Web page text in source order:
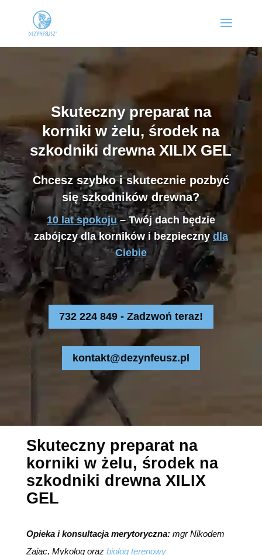
Skuteczny preparat na
korniki w żelu, środek na
szkodniki drewna XILIX GEL
Chcesz szybko i skutecznie pozbyć
się szkodników drewna?
10 lat spokoju– Twój dach będzie
zabójczy dla korników i bezpiecznydla
Ciebie
732 224 849 - Zadzwoń teraz!
kontakt@dezynfeusz.pl
Skuteczny preparat na
korniki w żelu, środek na
szkodniki drewna XILIX
GEL
Opieka i konsultacja merytoryczna:mgr Nikodem
Zając, Mykolog oraz biolog terenowy